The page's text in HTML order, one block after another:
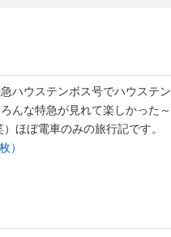
ハウステンボス号でハウステン
んな特急が見れて楽しかった～
）ほぼ電車のみの旅行記です。
）